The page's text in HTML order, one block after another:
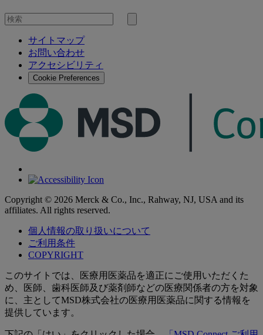
を
検
サイトマップ
お問い合わせ
アクセシビリティ
Cookie Preferences
Copyright © 2026 Merck & Co., Inc., Rahway, NJ, USA and its
affiliates. All rights reserved.
個人情報の取り扱いについて
ご利用条件
COPYRIGHT
このサイトでは、医療用医薬品を適正にご使用いただくた
め、医師、歯科医師及び薬剤師などの医療関係者の方を対象
に、主としてMSD株式会社の医療用医薬品に関する情報を
提供しています。